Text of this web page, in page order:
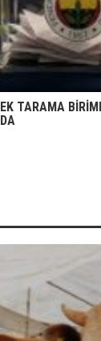
TARAMA